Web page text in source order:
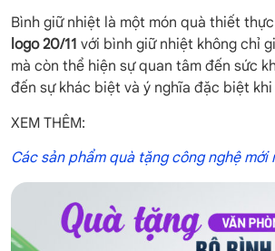
Bình giữ nhiệt là một món quà thiết
logo 20/11 với bình giữ nhiệt không chỉ
mà còn thể hiện sự quan tâm đến sức
đến sự khác biệt và ý nghĩa đặc biệt
XEM THÊM:
Các sản phẩm quà tặng công nghệ mới